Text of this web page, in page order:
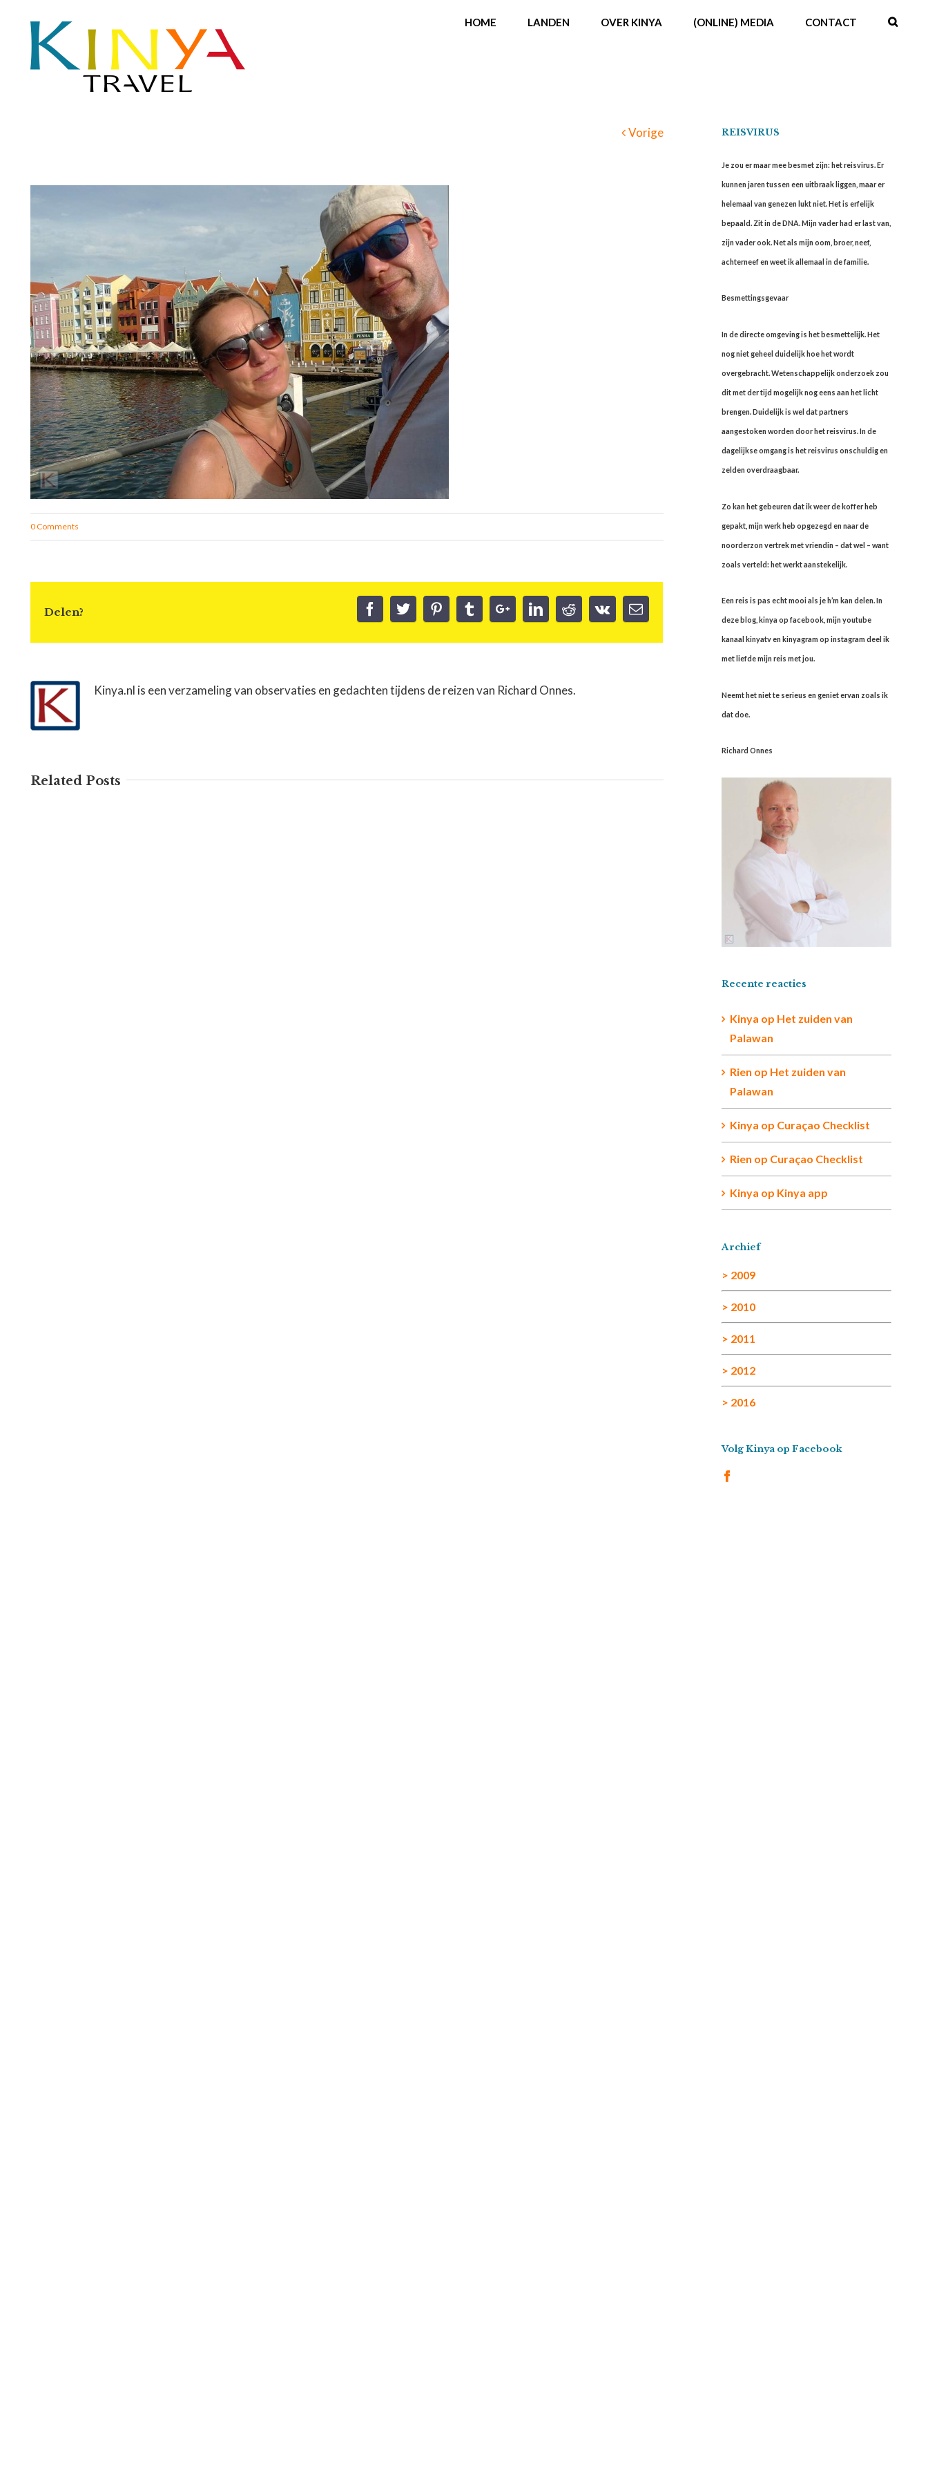
HOME LANDEN OVER KINYA (ONLINE) MEDIA CONTACT
Vorige
0 Comments
Delen?
Kinya.nl is een verzameling van observaties en gedachten tijdens de reizen van Richard Onnes.
Related Posts
REISVIRUS
Je zou er maar mee besmet zijn: het reisvirus. Er
kunnen jaren tussen een uitbraak liggen, maar er
helemaal van genezen lukt niet. Het is erfelijk
bepaald. Zit in de DNA. Mijn vader had er last van,
zijn vader ook. Net als mijn oom, broer, neef,
achterneef en weet ik allemaal in de familie.
Besmettingsgevaar
In de directe omgeving is het besmettelijk. Het
nog niet geheel duidelijk hoe het wordt
overgebracht. Wetenschappelijk onderzoek zou
dit met der tijd mogelijk nog eens aan het licht
brengen. Duidelijk is wel dat partners
aangestoken worden door het reisvirus. In de
dagelijkse omgang is het reisvirus onschuldig en
zelden overdraagbaar.
Zo kan het gebeuren dat ik weer de koffer heb
gepakt, mijn werk heb opgezegd en naar de
noorderzon vertrek met vriendin – dat wel – want
zoals verteld: het werkt aanstekelijk.
Een reis is pas echt mooi als je h’m kan delen. In
deze blog, kinya op facebook, mijn youtube
kanaal kinyatv en kinyagram op instagram deel ik
met liefde mijn reis met jou.
Neemt het niet te serieus en geniet ervan zoals ik
dat doe.
Richard Onnes
Recente reacties
Kinya op Het zuiden van
Palawan
Rien op Het zuiden van
Palawan
Kinya op Curaçao Checklist
Rien op Curaçao Checklist
Kinya op Kinya app
Archief
> 2009
> 2010
> 2011
> 2012
> 2016
Volg Kinya op Facebook